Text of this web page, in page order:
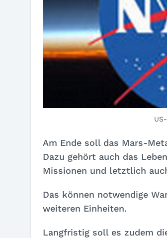
Am Ende soll das Mars-
Dazu gehört auch das
Missionen und letztlich
Das können notwendige
weiteren Einheiten.
Langfristig soll es zudem